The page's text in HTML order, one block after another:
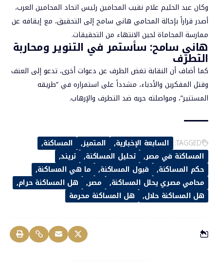
وكان عبد الحليم علام نقيب المحامين رئيس اتحاد المحامين العرب،
أصدر قراراً بإحالة المحامي هاني سامح إلى التحقيق، مع إيقافه عن
ممارسة المحاماة لحين الانتهاء من التحقيقات.
هاني سامح: سأستمر في التنوير ومحاربة
التطرف
كما أضاف أن النقابة تغض الطرف عن دعوات أخرى، تدعو إلى العنف
وقتل المفكرين والأدباء، مشدداً على استمراره في “طريقه
المستنير”، ومواصلته حربه ضد التطرف والإرهاب.
TAGGED: السابعة الإخبارية المتميز
المساكنة
المساكنة في مصر
تحليل المساكنة
تريند
حكم المساكنة
قبول المساكنة
ما هي المساكنة
محامي مصري يحلل المساكنة
مصر
هل المساكنة حرام
هل المساكنة حلال
هل المساكنة محرمة